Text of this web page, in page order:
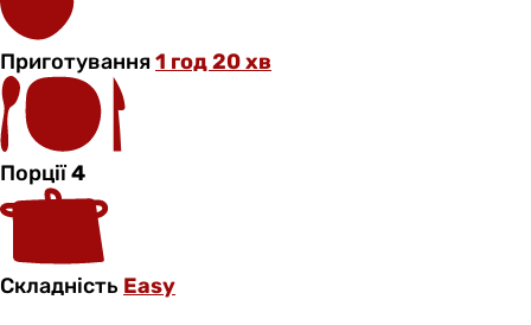
Приготування1 год 20 хв
Порції4
Складність Easy